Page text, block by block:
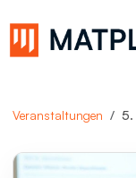
Veranstaltungen 5.